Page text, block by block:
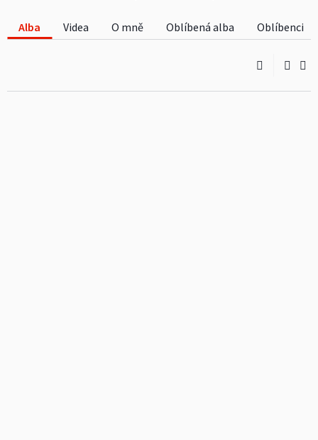
Alba Videa O mně Oblíbená alba Oblíbenci